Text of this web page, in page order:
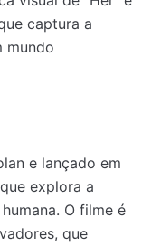
captura a
mundo
e lançado em
explora a
O filme é
que